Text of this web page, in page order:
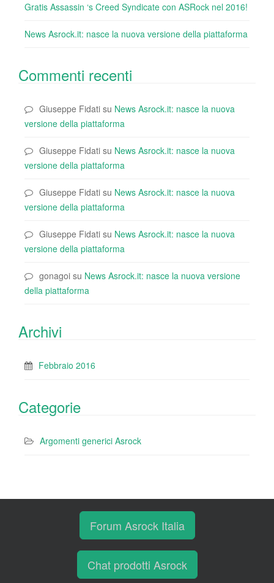
Gratis Assassin ‘s Creed Syndicate con ASRock nel 2016!
News Asrock.it: nasce la nuova versione della piattaforma
Commenti recenti
Giuseppe Fidati su News Asrock.it: nasce la nuova
versione della piattaforma
Giuseppe Fidati su News Asrock.it: nasce la nuova
versione della piattaforma
Giuseppe Fidati su News Asrock.it: nasce la nuova
versione della piattaforma
Giuseppe Fidati su News Asrock.it: nasce la nuova
versione della piattaforma
gonagoi su News Asrock.it: nasce la nuova versione
della piattaforma
Archivi
Febbraio 2016
Categorie
Argomenti generici Asrock
Forum Asrock Italia
Chat prodotti Asrock